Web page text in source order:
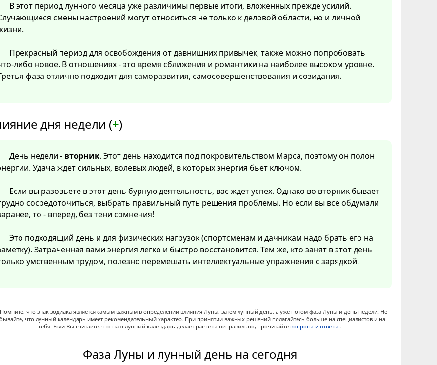
В этот период лунного месяца уже различимы первые итоги, вложенных прежде усилий.
смены настроений могут относиться не только к деловой области, но и личной
Прекрасный период для освобождения от давнишних привычек, также можно попробовать
либо новое. В отношениях - это время сближения и романтики на наиболее высоком уровне.
фаза отлично подходит для саморазвития, самосовершенствования и созидания.
дня недели (+)
День недели - вторник. Этот день находится под покровительством Марса, поэтому он полон
Удача ждет сильных, волевых людей, в которых энергия бьет ключом.
Если вы разовьете в этот день бурную деятельность, вас ждет успех. Однако во вторник бывает
сосредоточиться, выбрать правильный путь решения проблемы. Но если вы все обдумали
то - вперед, без тени сомнения!
Это подходящий день и для физических нагрузок (спортсменам и дачникам надо брать его на
Затраченная вами энергия легко и быстро восстановится. Тем же, кто занят в этот день
умственным трудом, полезно перемешать интеллектуальные упражнения с зарядкой.
Помните, что знак зодиака является самым важным в определении влияния Луны, затем лунный день, а уже потом фаза Луны и день недели. Не
что лунный календарь имеет рекомендательный характер. При принятии важных решений полагайтесь больше на специалистов и на
себя. Если Вы считаете, что наш лунный календарь делает расчеты неправильно, прочитайте вопросы и ответы .
Фаза Луны и лунный день на сегодня